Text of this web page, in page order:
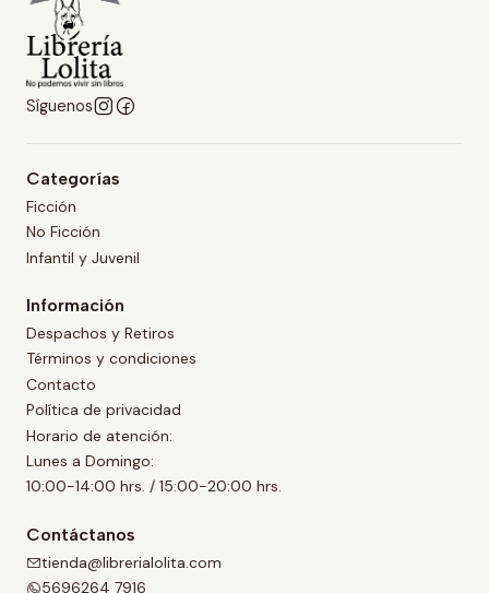
Síguenos
Categorías
Ficción
No Ficción
Infantil y Juvenil
Información
Despachos y Retiros
Términos y condiciones
Contacto
Política de privacidad
Horario de atención:
Lunes a Domingo:
10:00-14:00 hrs. / 15:00-20:00 hrs.
Contáctanos
tienda@librerialolita.com
5696264 7916